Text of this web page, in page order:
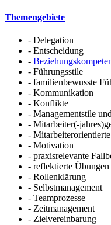
Themengebiete
- Delegation
- Entscheidung
-
- Führungsstile
- familienbewusste
- Kommunikation
- Konflikte
- Managementstile
- Mitarbeiter(-
-
- Motivation
- praxisrelevante
- reflektierte Übungen
- Rollenklärung
- Selbstmanagement
- Teamprozesse
- Zeitmanagement
- Zielvereinbarung